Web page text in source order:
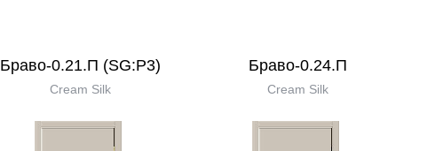
Браво-0.21.П (SG:P3)
Cream Silk
Браво-0.24.П
Cream Silk